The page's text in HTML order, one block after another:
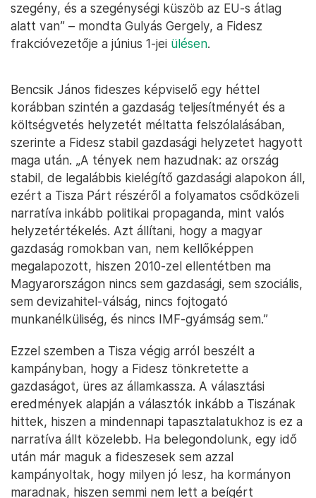
szegény, és a szegénységi küszöb az EU-s átlag
alatt van” – mondta Gulyás Gergely, a Fidesz
frakcióvezetője a június 1-jei ülésen.
Bencsik János fideszes képviselő egy héttel
korábban szintén a gazdaság teljesítményét és a
költségvetés helyzetét méltatta felszólalásában,
szerinte a Fidesz stabil gazdasági helyzetet hagyott
maga után. „A tények nem hazudnak: az ország
stabil, de legalábbis kielégítő gazdasági alapokon áll,
ezért a Tisza Párt részéről a folyamatos csődközeli
narratíva inkább politikai propaganda, mint valós
helyzetértékelés. Azt állítani, hogy a magyar
gazdaság romokban van, nem kellőképpen
megalapozott, hiszen 2010-zel ellentétben ma
Magyarországon nincs sem gazdasági, sem szociális,
sem devizahitel-válság, nincs fojtogató
munkanélküliség, és nincs IMF-gyámság sem.”
Ezzel szemben a Tisza végig arról beszélt a
kampányban, hogy a Fidesz tönkretette a
gazdaságot, üres az államkassza. A választási
eredmények alapján a választók inkább a Tiszának
hittek, hiszen a mindennapi tapasztalatukhoz is ez a
narratíva állt közelebb. Ha belegondolunk, egy idő
után már maguk a fideszesek sem azzal
kampányoltak, hogy milyen jó lesz, ha kormányon
maradnak, hiszen semmi nem lett a beígért